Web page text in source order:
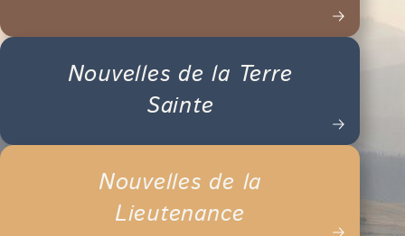
Nouvelles de la Terre
Sainte
Nouvelles de la
Lieutenance